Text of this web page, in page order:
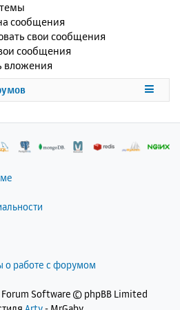
сообщения
свои сообщения
сообщения
вложения
о работе с форумом
Forum Software © phpBB Limited